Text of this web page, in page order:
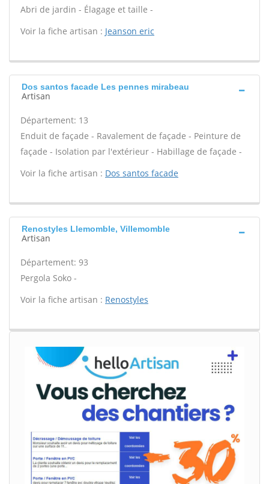
Abri de jardin - Élagage et taille -
Voir la fiche artisan : Jeanson eric
Dos santos facade Les pennes mirabeau
Artisan
Département: 13
Enduit de façade - Ravalement de façade - Peinture de
façade - Isolation par l'extérieur - Habillage de façade -
Voir la fiche artisan : Dos santos facade
Renostyles Llemomble, Villemomble
Artisan
Département: 93
Pergola Soko -
Voir la fiche artisan : Renostyles